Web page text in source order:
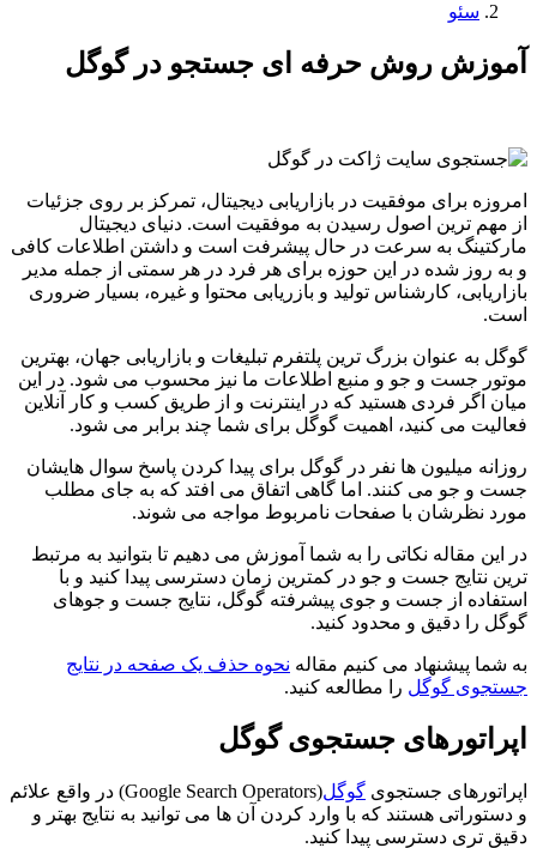
سئو
آموزش روش حرفه ای جستجو در گوگل
امروزه برای موفقیت در بازاریابی دیجیتال، تمرکز بر روی جزئیات
از مهم ترین اصول رسیدن به موفقیت است. دنیای دیجیتال
مارکتینگ به سرعت در حال پیشرفت است و داشتن اطلاعات کافی
و به روز شده در این حوزه برای هر فرد در هر سمتی از جمله مدیر
بازاریابی، کارشناس تولید و بازریابی محتوا و غیره، بسیار ضروری
است.
گوگل به عنوان بزرگ ترین پلتفرم تبلیغات و بازاریابی جهان، بهترین
موتور جست و جو و منبع اطلاعات ما نیز محسوب می شود. در این
میان اگر فردی هستید که در اینترنت و از طریق کسب و کار آنلاین
فعالیت می کنید، اهمیت گوگل برای شما چند برابر می شود.
روزانه میلیون ها نفر در گوگل برای پیدا کردن پاسخ سوال هایشان
جست و جو می کنند. اما گاهی اتفاق می افتد که به جای مطلب
مورد نظرشان با صفحات نامربوط مواجه می شوند.
در این مقاله نکاتی را به شما آموزش می دهیم تا بتوانید به مرتبط
ترین نتایج جست و جو در کمترین زمان دسترسی پیدا کنید و با
استفاده از جست و جوی پیشرفته گوگل، نتایج جست و جوهای
گوگل را دقیق و محدود کنید.
به شما پیشنهاد می کنیم مقاله نحوه حذف یک صفحه در نتایج
جستجوی گوگل را مطالعه کنید.
اپراتورهای جستجوی گوگل
اپراتورهای جستجوی گوگل
(Google Search Operators) در واقع علائم
و دستوراتی هستند که با وارد کردن آن ها می توانید به نتایج بهتر و
دقیق تری دسترسی پیدا کنید.